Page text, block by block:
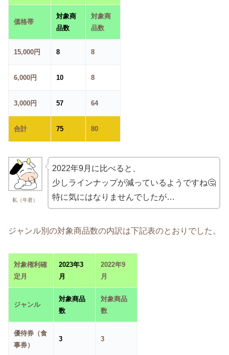
価格帯
対象商
品数
対象商
品数
15,000円 8 8
6,000円 10 8
3,000円 57 64
合計 75 80
私（牛君）
2022年9月に比べると、
少しラインナップが減っているようですね🤔
特に気にはなりませんでしたが…
ジャンル別の対象商品数の内訳は下記表のとおりでした。
対象権利確
定月
2023年3
月
2022年9
月
ジャンル
対象商品
数
対象商品
数
優待券（食
事券）
3 3